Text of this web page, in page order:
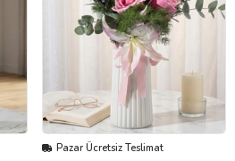
Pazar Ücretsiz Teslimat